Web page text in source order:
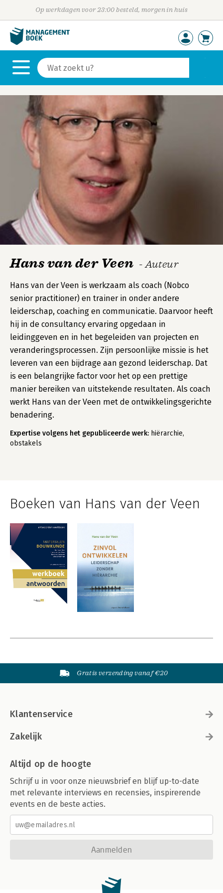
Op werkdagen voor 23:00 besteld, morgen in huis
Hans van der Veen - Auteur
Hans van der Veen is werkzaam als coach (Nobco
senior practitioner) en trainer in onder andere
leiderschap, coaching en communicatie. Daarvoor heeft
hij in de consultancy ervaring opgedaan in
leidinggeven en in het begeleiden van projecten en
veranderingsprocessen. Zijn persoonlijke missie is het
leveren van een bijdrage aan gezond leiderschap. Dat
is een belangrijke factor voor het op een prettige
manier bereiken van uitstekende resultaten. Als coach
werkt Hans van der Veen met de ontwikkelingsgerichte
benadering.
Expertise volgens het gepubliceerde werk: hiërarchie,
obstakels
Boeken van Hans van der Veen
Gratis verzending vanaf €20
Klantenservice
Zakelijk
Altijd op de hoogte
Schrijf u in voor onze nieuwsbrief en blijf up-to-date
met relevante interviews en recensies, inspirerende
events en de beste acties.
Aanmelden